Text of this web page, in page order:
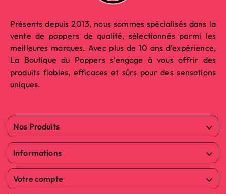
Présents depuis 2013, nous sommes spécialisés dans la
vente de poppers de qualité, sélectionnés parmi les
meilleures marques. Avec plus de 10 ans d’expérience,
La Boutique du Poppers s’engage à vous offrir des
produits fiables, efficaces et sûrs pour des sensations
uniques.
Nos Produits 
Informations 
Votre compte 